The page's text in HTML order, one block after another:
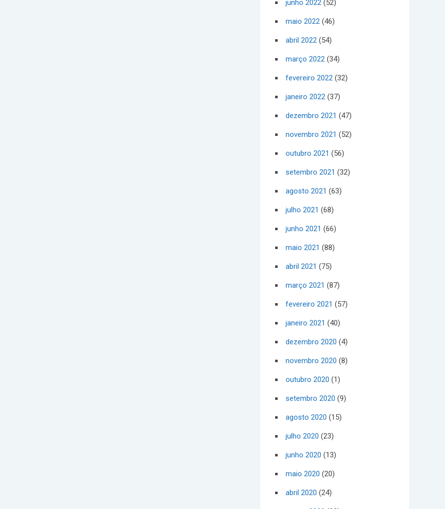
junho 2022 (52)
maio 2022 (46)
abril 2022 (54)
março 2022 (34)
fevereiro 2022 (32)
janeiro 2022 (37)
dezembro 2021 (47)
novembro 2021 (52)
outubro 2021 (56)
setembro 2021 (32)
agosto 2021 (63)
julho 2021 (68)
junho 2021 (66)
maio 2021 (88)
abril 2021 (75)
março 2021 (87)
fevereiro 2021 (57)
janeiro 2021 (40)
dezembro 2020 (4)
novembro 2020 (8)
outubro 2020 (1)
setembro 2020 (9)
agosto 2020 (15)
julho 2020 (23)
junho 2020 (13)
maio 2020 (20)
abril 2020 (24)